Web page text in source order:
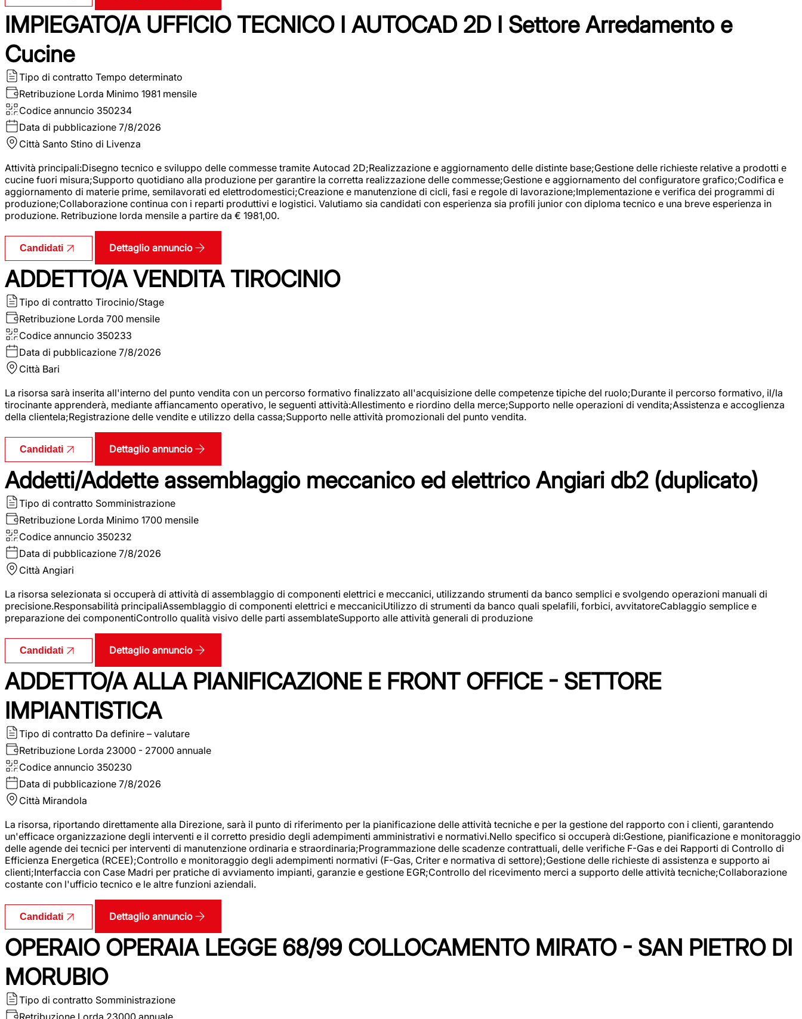
IMPIEGATO/A UFFICIO TECNICO I AUTOCAD 2D I Settore Arredamento e
Cucine
Tipo di contratto Tempo determinato
Retribuzione Lorda Minimo 1981 mensile
Codice annuncio 350234
Data di pubblicazione 7/8/2026
Città Santo Stino di Livenza
Attività principali:Disegno tecnico e sviluppo delle commesse tramite Autocad 2D;Realizzazione e aggiornamento delle distinte base;Gestione delle richieste relative a prodotti e
cucine fuori misura;Supporto quotidiano alla produzione per garantire la corretta realizzazione delle commesse;Gestione e aggiornamento del configuratore grafico;Codifica e
aggiornamento di materie prime, semilavorati ed elettrodomestici;Creazione e manutenzione di cicli, fasi e regole di lavorazione;Implementazione e verifica dei programmi di
produzione;Collaborazione continua con i reparti produttivi e logistici. Valutiamo sia candidati con esperienza sia profili junior con diploma tecnico e una breve esperienza in
produzione. Retribuzione lorda mensile a partire da € 1981,00.
Candidati Dettaglio annuncio
ADDETTO/A VENDITA TIROCINIO
Tipo di contratto Tirocinio/Stage
Retribuzione Lorda 700 mensile
Codice annuncio 350233
Data di pubblicazione 7/8/2026
Città Bari
La risorsa sarà inserita all'interno del punto vendita con un percorso formativo finalizzato all'acquisizione delle competenze tipiche del ruolo;Durante il percorso formativo, il/la
tirocinante apprenderà, mediante affiancamento operativo, le seguenti attività:Allestimento e riordino della merce;Supporto nelle operazioni di vendita;Assistenza e accoglienza
della clientela;Registrazione delle vendite e utilizzo della cassa;Supporto nelle attività promozionali del punto vendita.
Candidati Dettaglio annuncio
Addetti/Addette assemblaggio meccanico ed elettrico Angiari db2 (duplicato)
Tipo di contratto Somministrazione
Retribuzione Lorda Minimo 1700 mensile
Codice annuncio 350232
Data di pubblicazione 7/8/2026
Città Angiari
La risorsa selezionata si occuperà di attività di assemblaggio di componenti elettrici e meccanici, utilizzando strumenti da banco semplici e svolgendo operazioni manuali di
precisione.Responsabilità principaliAssemblaggio di componenti elettrici e meccaniciUtilizzo di strumenti da banco quali spelafili, forbici, avvitatoreCablaggio semplice e
preparazione dei componentiControllo qualità visivo delle parti assemblateSupporto alle attività generali di produzione
Candidati Dettaglio annuncio
ADDETTO/A ALLA PIANIFICAZIONE E FRONT OFFICE - SETTORE
IMPIANTISTICA
Tipo di contratto Da definire – valutare
Retribuzione Lorda 23000 - 27000 annuale
Codice annuncio 350230
Data di pubblicazione 7/8/2026
Città Mirandola
La risorsa, riportando direttamente alla Direzione, sarà il punto di riferimento per la pianificazione delle attività tecniche e per la gestione del rapporto con i clienti, garantendo
un'efficace organizzazione degli interventi e il corretto presidio degli adempimenti amministrativi e normativi.Nello specifico si occuperà di:Gestione, pianificazione e monitoraggio
delle agende dei tecnici per interventi di manutenzione ordinaria e straordinaria;Programmazione delle scadenze contrattuali, delle verifiche F-Gas e dei Rapporti di Controllo di
Efficienza Energetica (RCEE);Controllo e monitoraggio degli adempimenti normativi (F-Gas, Criter e normativa di settore);Gestione delle richieste di assistenza e supporto ai
clienti;Interfaccia con Case Madri per pratiche di avviamento impianti, garanzie e gestione EGR;Controllo del ricevimento merci a supporto delle attività tecniche;Collaborazione
costante con l'ufficio tecnico e le altre funzioni aziendali.
Candidati Dettaglio annuncio
OPERAIO OPERAIA LEGGE 68/99 COLLOCAMENTO MIRATO - SAN PIETRO DI
MORUBIO
Tipo di contratto Somministrazione
Retribuzione Lorda 23000 annuale